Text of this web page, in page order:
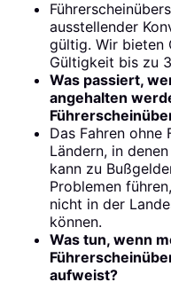
ausstellender
gültig. Wir bieten
Gültigkeit bis zu
Was passiert,
angehalten
Das Fahren ohne
Ländern, in
kann zu
Problemen
nicht in der
können.
Was tun, wenn
aufweist?